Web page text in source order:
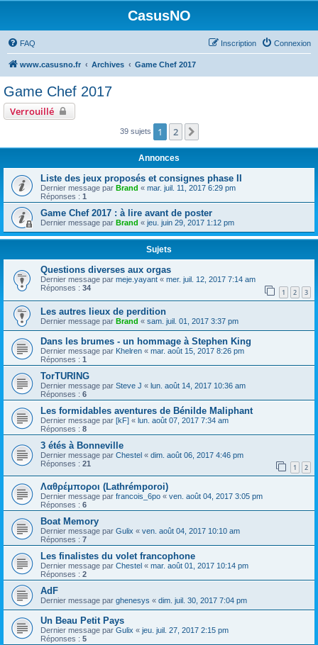
CasusNO
FAQ Connexion
Inscription
www.casusno.fr Archives Game Chef 2017
Game Chef 2017
Verrouillé
39 sujets 1 2
Annonces
Liste des jeux proposés et consignes phase II
Dernier message par Brand « mar. juil. 11, 2017 6:29 pm
Réponses : 1
Game Chef 2017 : à lire avant de poster
Dernier message par Brand « jeu. juin 29, 2017 1:12 pm
Sujets
Questions diverses aux orgas
Dernier message par meje.yayant « mer. juil. 12, 2017 7:14 am
Réponses : 34 1 2 3
Les autres lieux de perdition
Dernier message par Brand « sam. juil. 01, 2017 3:37 pm
Dans les brumes - un hommage à Stephen King
Dernier message par Khelren « mar. août 15, 2017 8:26 pm
Réponses : 1
TorTURING
Dernier message par Steve J « lun. août 14, 2017 10:36 am
Réponses : 6
Les formidables aventures de Bénilde Maliphant
Dernier message par [kF] « lun. août 07, 2017 7:34 am
Réponses : 8
3 étés à Bonneville
Dernier message par Chestel « dim. août 06, 2017 4:46 pm
Réponses : 21 1 2
Λαθρέμποροι (Lathrémporoi)
Dernier message par francois_6po « ven. août 04, 2017 3:05 pm
Réponses : 6
Boat Memory
Dernier message par Gulix « ven. août 04, 2017 10:10 am
Réponses : 7
Les finalistes du volet francophone
Dernier message par Chestel « mar. août 01, 2017 10:14 pm
Réponses : 2
AdF
Dernier message par ghenesys « dim. juil. 30, 2017 7:04 pm
Un Beau Petit Pays
Dernier message par Gulix « jeu. juil. 27, 2017 2:15 pm
Réponses : 5